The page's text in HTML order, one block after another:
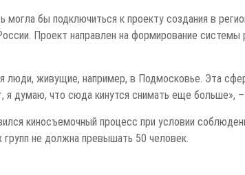
бы подключиться к проекту создания в
Проект направлен на формирование системы
живущие, например, в Подмосковье. Эта
я думаю, что сюда кинутся снимать еще больше»,
киносъемочный процесс при условии
групп не должна превышать 50 человек.